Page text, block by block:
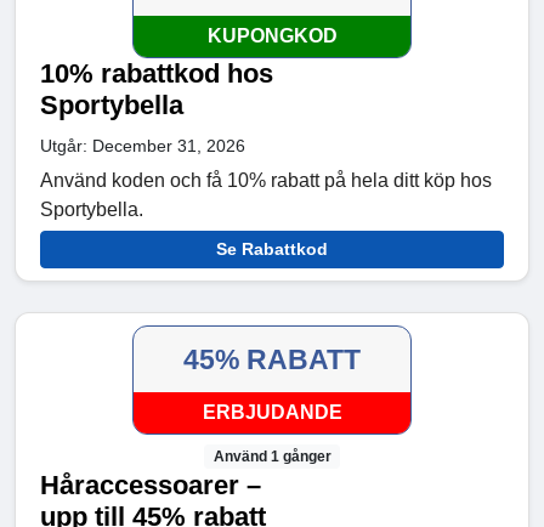
KUPONGKOD
10% rabattkod hos
Sportybella
Utgår: December 31, 2026
Använd koden och få 10% rabatt på hela ditt köp hos
Sportybella.
Se Rabattkod
45% RABATT
ERBJUDANDE
Använd 1 gånger
Håraccessoarer –
upp till 45% rabatt